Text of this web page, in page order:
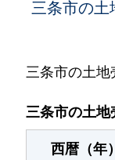
嘉坪川
鹿峠
上須頃
三条市の
三条市の土地
三条市の土
西暦（年）